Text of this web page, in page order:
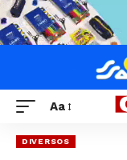
Aa
DIVERSOS